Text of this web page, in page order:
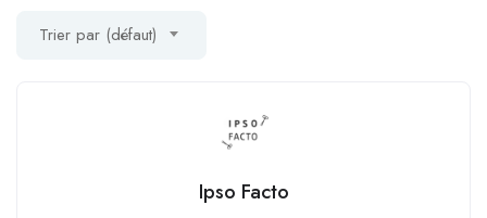
Trier par (défaut)
Ipso Facto